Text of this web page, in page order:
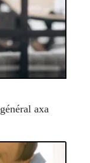
axa